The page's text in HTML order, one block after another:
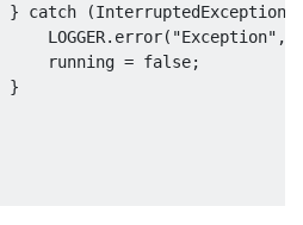
}
catch (InterruptedException
LOGGER
. error( "Exception" ,
running
= false;
}